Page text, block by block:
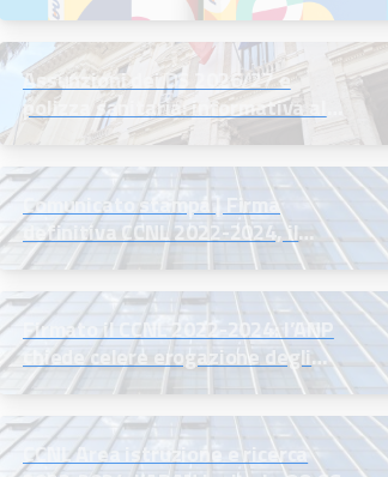
Assunzioni dei DS 2026/27 e
polizza sanitaria: informativa al
Comunicato stampa | Firma
definitiva CCNL 2022-2024, il
commento del Presidente ANP
Firmato il CCNL 2022-2024: l’ANP
chiede celere erogazione degli
arretrati
CCNL Area istruzione e ricerca